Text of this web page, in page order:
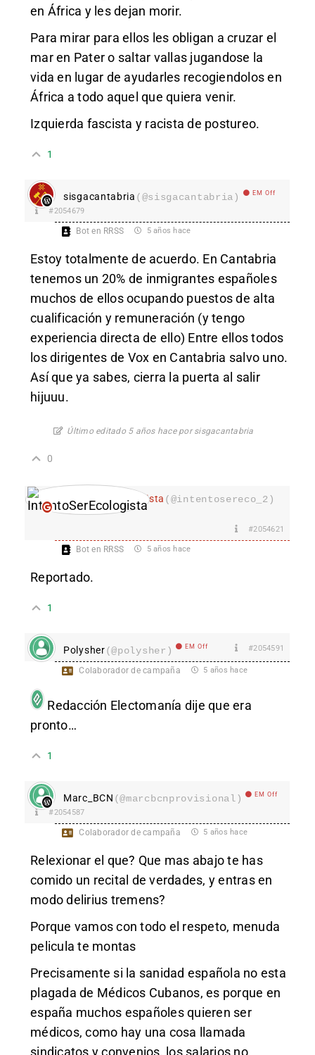
en África y les dejan morir.
Para mirar para ellos les obligan a cruzar el
mar en Pater o saltar vallas jugandose la
vida en lugar de ayudarles recogiendolos en
África a todo aquel que quiera venir.
Izquierda fascista y racista de postureo.
1
sisgacantabria (@sisgacantabria) EM Off
#2054679
Bot en RRSS 5 años hace
Estoy totalmente de acuerdo. En Cantabria
tenemos un 20% de inmigrantes españoles
muchos de ellos ocupando puestos de alta
cualificación y remuneración (y tengo
experiencia directa de ello) Entre ellos todos
los dirigentes de Vox en Cantabria salvo uno.
Así que ya sabes, cierra la puerta al salir
hijuuu.
Último editado 5 años hace por sisgacantabria
0
IntentoSerEcologista (@intentosereco_2)
EM Off
#2054621
Bot en RRSS 5 años hace
Reportado.
1
Polysher(@polysher) EM Off #2054591
Colaborador de campaña 5 años hace
Redacción Electomanía dije que era
pronto…
1
Marc_BCN (@marcbcnprovisional) EM Off
#2054587
Colaborador de campaña 5 años hace
Relexionar el que? Que mas abajo te has
comido un recital de verdades, y entras en
modo delirius tremens?
Porque vamos con todo el respeto, menuda
pelicula te montas
Precisamente si la sanidad española no esta
plagada de Médicos Cubanos, es porque en
españa muchos españoles quieren ser
médicos, como hay una cosa llamada